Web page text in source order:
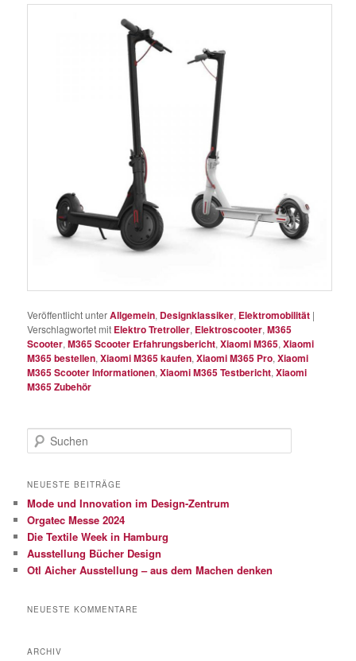
Veröffentlicht unterAllgemein, Designklassiker, Elektromobilität |
Verschlagwortet mit Elektro Tretroller, Elektroscooter,M365
Scooter,M365 Scooter Erfahrungsbericht,Xiaomi M365,Xiaomi
M365 bestellen,Xiaomi M365 kaufen,Xiaomi M365 Pro,Xiaomi
M365 Scooter Informationen,Xiaomi M365 Testbericht,Xiaomi
M365 Zubehör
u
h
n
NEUESTE BEITRÄGE
Mode und Innovation im Design-Zentrum
Orgatec Messe 2024
Die Textile Week in Hamburg
Ausstellung Bücher Design
Otl Aicher Ausstellung – aus dem Machen denken
NEUESTE KOMMENTARE
ARCHIV